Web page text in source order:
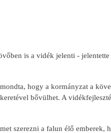
is a vidék jelenti -
hogy a kormányzat a
bővülhet. A
szerezni a falun élő emberek,